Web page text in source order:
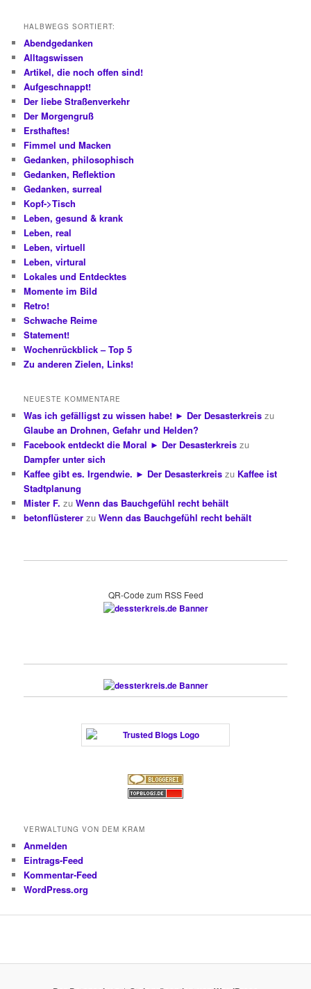
HALBWEGS SORTIERT:
Abendgedanken
Alltagswissen
Artikel, die noch offen sind!
Aufgeschnappt!
Der liebe Straßenverkehr
Der Morgengruß
Ersthaftes!
Fimmel und Macken
Gedanken, philosophisch
Gedanken, Reflektion
Gedanken, surreal
Kopf->Tisch
Leben, gesund & krank
Leben, real
Leben, virtuell
Leben, virtural
Lokales und Entdecktes
Momente im Bild
Retro!
Schwache Reime
Statement!
Wochenrückblick – Top 5
Zu anderen Zielen, Links!
NEUESTE KOMMENTARE
Was ich gefälligst zu wissen habe! ► Der Desasterkreis zu
Glaube an Drohnen, Gefahr und Helden?
Facebook entdeckt die Moral ► Der Desasterkreis zu
Dampfer unter sich
Kaffee gibt es. Irgendwie. ► Der Desasterkreis zu Kaffee ist
Stadtplanung
Mister F. zuWenn das Bauchgefühl recht behält
betonflüsterer zuWenn das Bauchgefühl recht behält
QR-Code zum RSS Feed
VERWALTUNG VON DEM KRAM
Anmelden
Eintrags-Feed
Kommentar-Feed
WordPress.org